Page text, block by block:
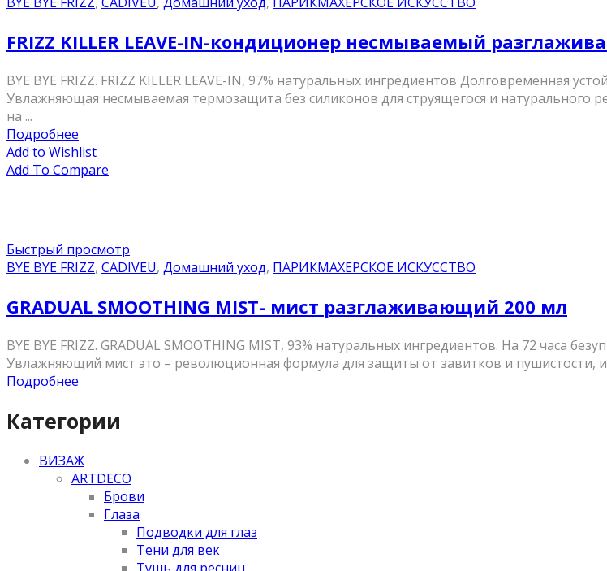
FRIZZ KILLER LEAVE-IN-кондиционер несмываемый
BYE BYE FRIZZ. FRIZZ KILLER LEAVE-IN, 97% натуральных ингредиентов Долговременная
Увлажняющая несмываемая термозащита без силиконов для струящегося и натурального
на ...
Подробнее
Add to Wishlist
Add To Compare
Быстрый просмотр
BYE BYE FRIZZ, CADIVEU, Домашний уход, ПАРИКМАХЕРСКОЕ ИСКУССТВО
GRADUAL SMOOTHING MIST- мист разглаживающий 200 мл
BYE BYE FRIZZ. GRADUAL SMOOTHING MIST, 93% натуральных ингредиентов. На 72 часа
Увлажняющий мист это – революционная формула для защиты от завитков и пушистости,
Подробнее
Категории
ВИЗАЖ
ARTDECO
Брови
Глаза
Подводки для глаз
Тени для век